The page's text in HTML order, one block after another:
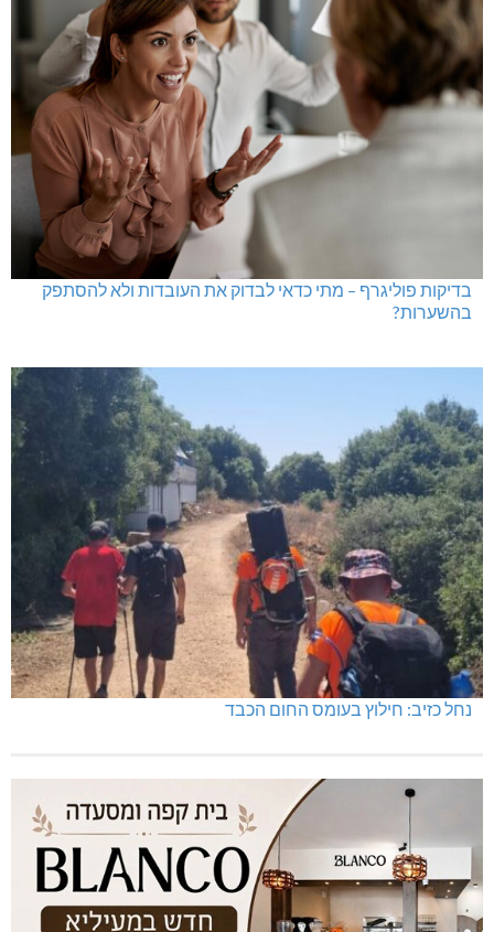
בדיקות פוליגרף – מתי כדאי לבדוק את העובדות ולא להסתפק
בהשערות?
נחל כזיב: חילוץ בעומס החום הכבד